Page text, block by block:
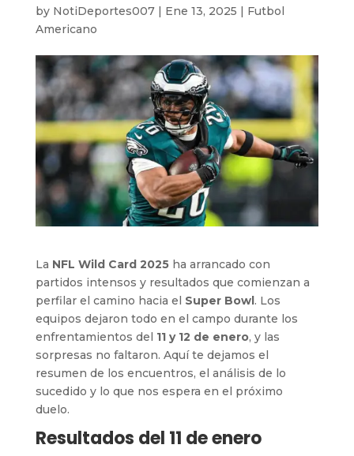
by NotiDeportes007| Ene 13, 2025 | Futbol
Americano
La NFL Wild Card 2025ha arrancado con
partidos intensos y resultados que comienzan a
perfilar el camino hacia el Super Bowl. Los
equipos dejaron todo en el campo durante los
enfrentamientos del 11 y 12 de enero, y las
sorpresas no faltaron. Aquí te dejamos el
resumen de los encuentros, el análisis de lo
sucedido y lo que nos espera en el próximo
duelo.
Resultados del 11 de enero